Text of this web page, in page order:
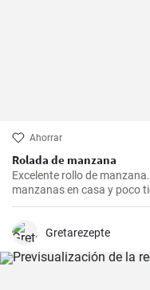
Ahorrar
Rolada de manzana
Excelente rollo de
manzanas en casa y poco
que siempre agrada.
Gretarezepte